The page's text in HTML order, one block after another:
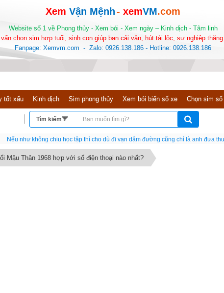
Xem Vận Mệnh- xemVM.com
Website số 1 về Phong thủy - Xem bói - Xem ngày – Kinh dịch - Tâm linh
chọn sim hợp tuổi, sinh con giúp bạn cải vận, hút tài lộc, sự nghiệp
Fanpage: Xemvm.com - Zalo: 0926.138.186 - Hotline: 0926.138.186
tốt xấu Kinh dịch Sim phong thủy Xem bói biển số xe Chọn sim số
Nếu như không chịu học tập thì cho dù đi vạn dặm đường cũng chỉ là anh đưa
Mậu Thân 1968 hợp với số điện thoại nào nhất?